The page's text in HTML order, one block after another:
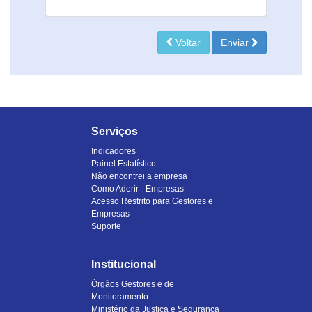
Voltar Enviar
Serviços
Indicadores
Painel Estatístico
Não encontrei a empresa
Como Aderir - Empresas
Acesso Restrito para Gestores e
Empresas
Suporte
Institucional
Órgãos Gestores e de
Monitoramento
Ministério da Justiça e Segurança